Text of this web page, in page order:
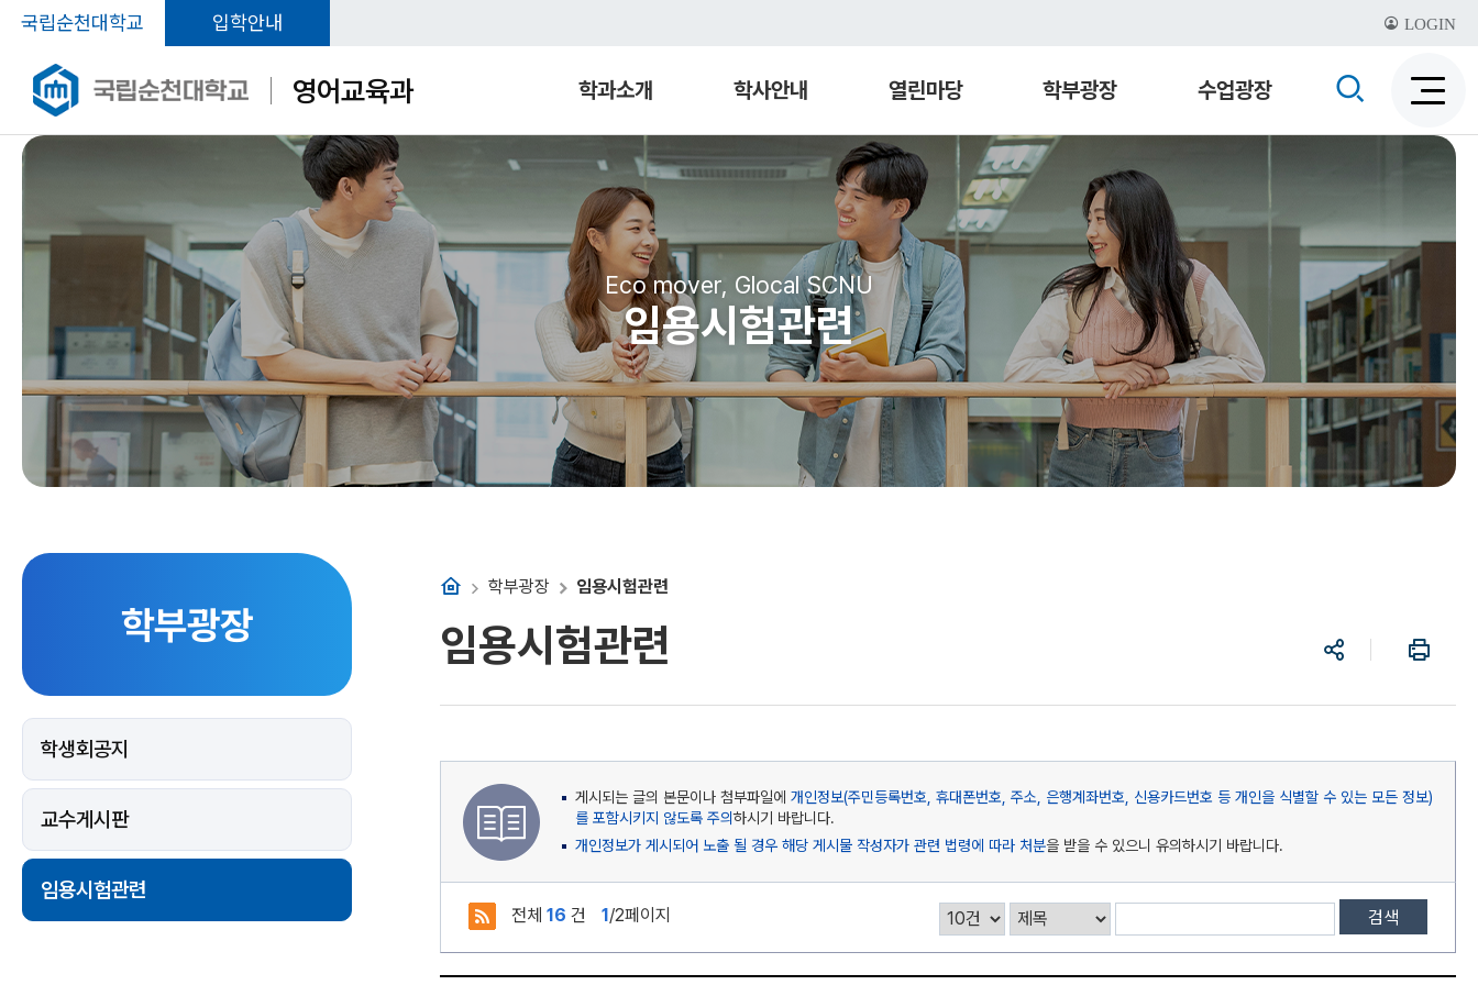
국립순천대학교 입학안내 LOGIN
영어교육과 학과소개 학사안내 열린마당 학부광장 수업광장
색
성
화
색
Eco mover, Glocal SCNU
임용시험관련
홈 학부광장 임용시험관련
학부광장
학생회공지
교수게시판
임용시험관련
공
프
린
임용시험관련
게시되는 글의 본문이나 첨부파일에 개인정보(주민등록번호, 휴대폰번호, 주소, 은행계좌번호, 신용카드번호 등 개인을 식별할 수 있는 모든 정보)
를 포함시키지 않도록 주의하시기 바랍니다.
개인정보가 게시되어 노출 될 경우 해당 게시물 작성자가 관련 법령에 따라 처분을 받을 수 있으니 유의하시기 바랍니다.
전체 16 건 1/2페이지 검색